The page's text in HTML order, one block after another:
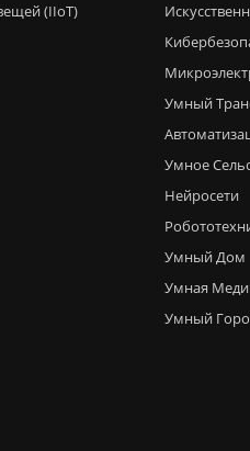
(IIoT)
Умный
Умное
Нейросети
Умный Дом
Умная
Умный